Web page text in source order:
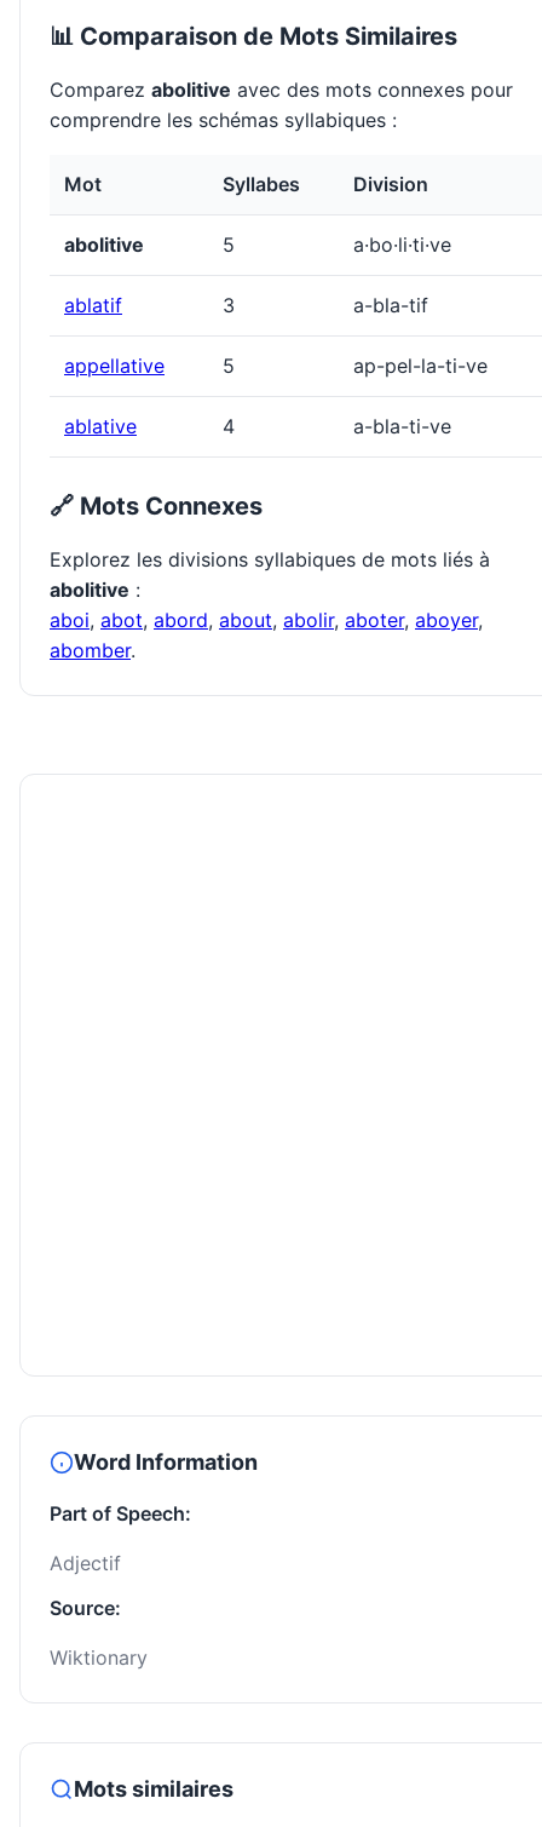
📊 Comparaison de Mots Similaires
Comparez abolitive avec des mots connexes pour
comprendre les schémas syllabiques :
Mot Syllabes Division
abolitive 5 a·bo·li·ti·ve
ablatif 3 a-bla-tif
appellative 5 ap-pel-la-ti-ve
ablative 4 a-bla-ti-ve
🔗 Mots Connexes
Explorez les divisions syllabiques de mots liés à
abolitive :
aboi, abot, abord, about, abolir, aboter, aboyer,
abomber.
Word Information
Part of Speech:
Adjectif
Source:
Wiktionary
Mots similaires